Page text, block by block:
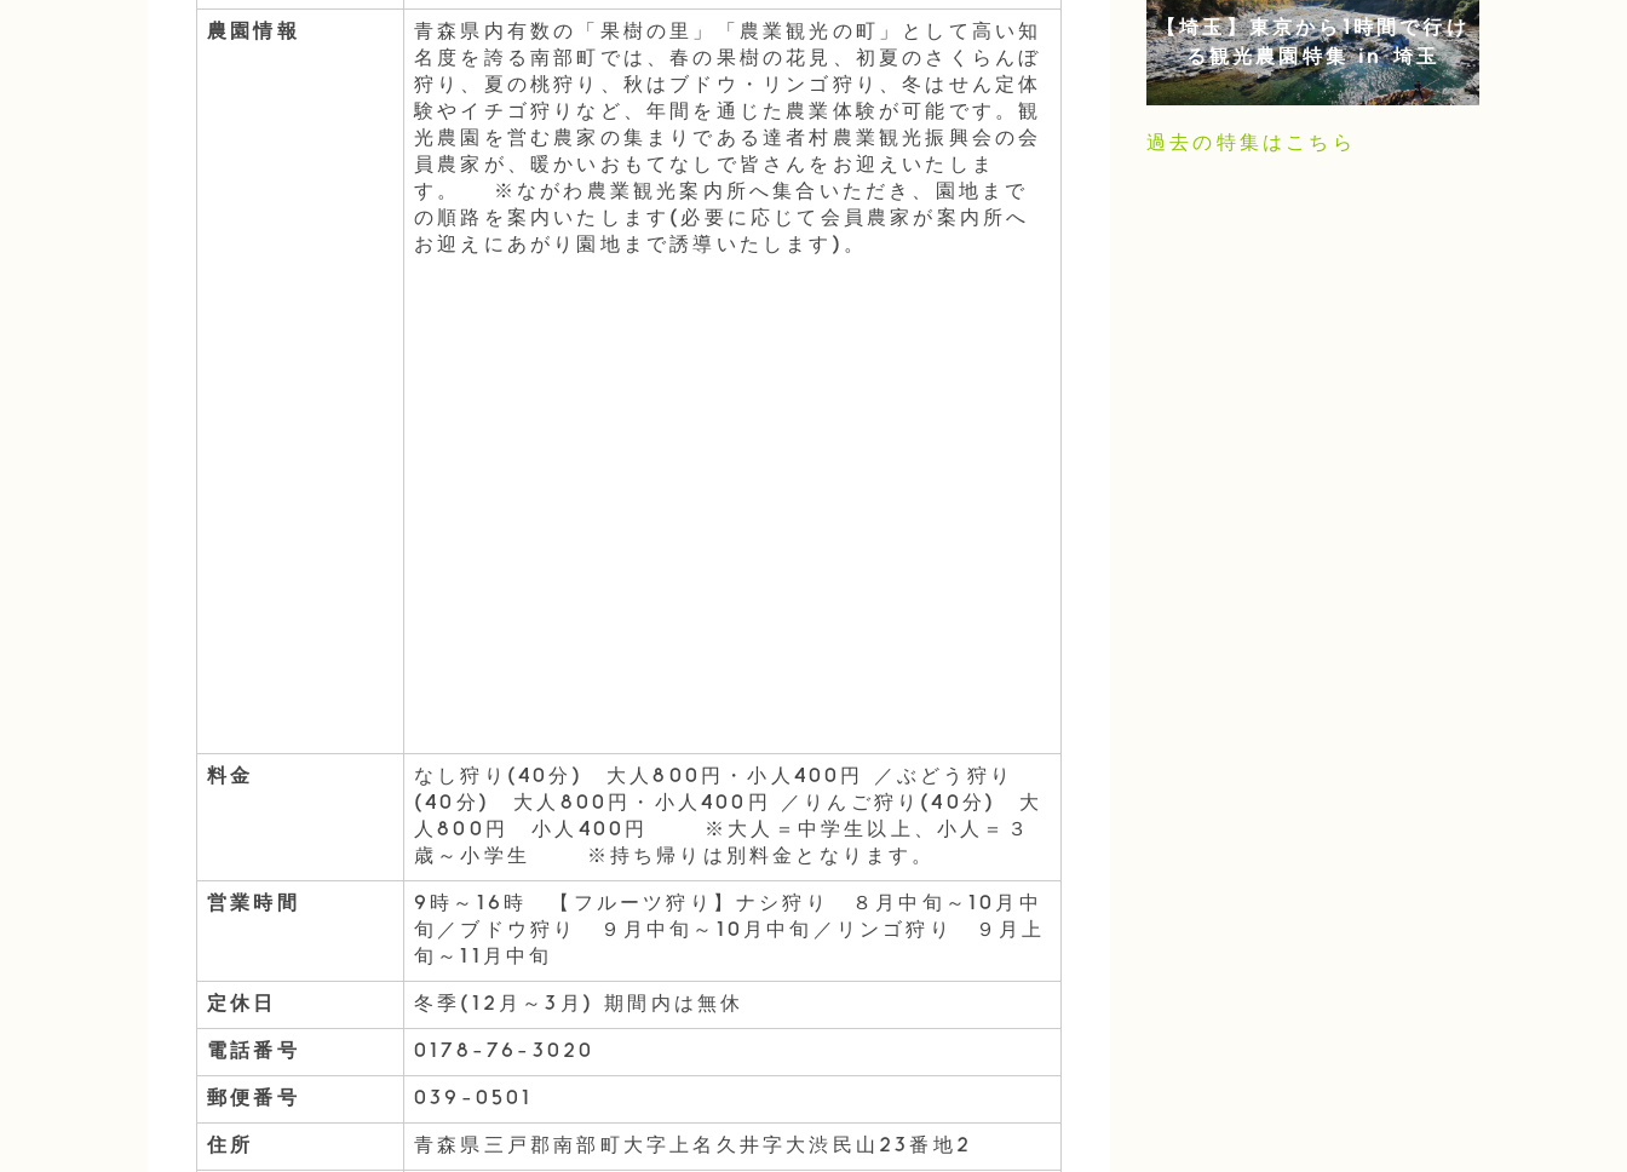
農園情報
青森県内有数の「果樹の里」「農業観光の町」として高い知
名度を誇る南部町では、春の果樹の花見、初夏のさくらんぼ
狩り、夏の桃狩り、秋はブドウ・リンゴ狩り、冬はせん定体
験やイチゴ狩りなど、年間を通じた農業体験が可能です。観
光農園を営む農家の集まりである達者村農業観光振興会の会
員農家が、暖かいおもてなしで皆さんをお迎えいたしま
す。 ※ながわ農業観光案内所へ集合いただき、園地まで
の順路を案内いたします(必要に応じて会員農家が案内所へ
お迎えにあがり園地まで誘導いたします)。
料金
なし狩り(40分) 大人800円・小人400円 ／ぶどう狩り
(40分) 大人800円・小人400円 ／りんご狩り(40分) 大
人800円 小人400円 ※大人＝中学生以上、小人＝３
歳～小学生 ※持ち帰りは別料金となります。
営業時間
9時～16時 【フルーツ狩り】ナシ狩り ８月中旬～10月中
旬／ブドウ狩り ９月中旬～10月中旬／リンゴ狩り ９月上
旬～11月中旬
定休日 冬季(12月～3月) 期間内は無休
電話番号 0178-76-3020
郵便番号 039-0501
住所 青森県三戸郡南部町大字上名久井字大渋民山23番地2
【埼玉】東京から1時間で行け
る観光農園特集 in 埼玉
過去の特集はこちら